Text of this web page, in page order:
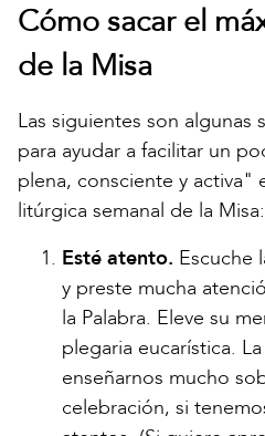
Cómo sacar el
de la Misa
Las siguientes son algunas
para ayudar a facilitar un
plena, consciente y activa"
litúrgica semanal de la Misa:
Esté atento. Escuche
y preste mucha
la Palabra. Eleve su
plegaria eucarística.
enseñarnos mucho
celebración, si